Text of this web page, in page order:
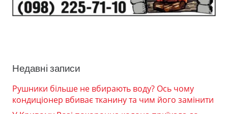
Недавні записи
Рушники більше не вбирають воду? Ось чому
кондиціонер вбиває тканину та чим його замінити